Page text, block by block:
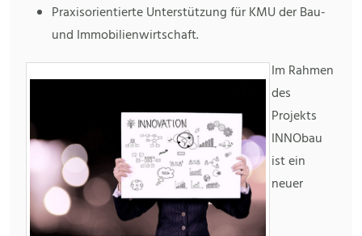
Praxisorientierte Unterstützung für KMU der Bau-
und Immobilienwirtschaft.
Im Rahmen
des
Projekts
INNObau
ist ein
neuer